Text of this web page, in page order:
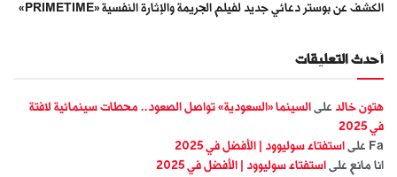
الكشف عن بوستر دعائي جديد لفيلم الجريمة والإثارة النفسية «PRIMETIME»
أحدث التعليقات
هتون خالد على السينما «السعودية» تواصل الصعود.. محطات سينمائية لافتة
في 2025
Fa على استفتاء سوليوود | الأفضل في 2025
انا مانع على استفتاء سوليوود | الأفضل في 2025